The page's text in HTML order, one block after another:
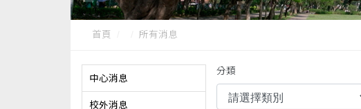
首頁 所有消息
中心消息
校外消息
分類